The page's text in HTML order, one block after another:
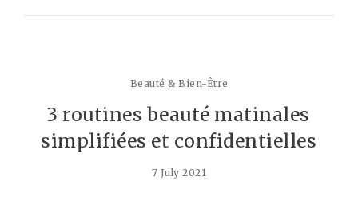
Beauté & Bien-Être
3 routines beauté matinales
simplifiées et confidentielles
7 July 2021